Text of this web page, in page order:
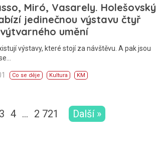
Miró, Vasarely. Holešovský
jedinečnou výstavu čtyř
umění
výstavy, které stojí za návštěvu. A pak jsou
Co se děje Kultura KM
3 4 … 2 721 Další »